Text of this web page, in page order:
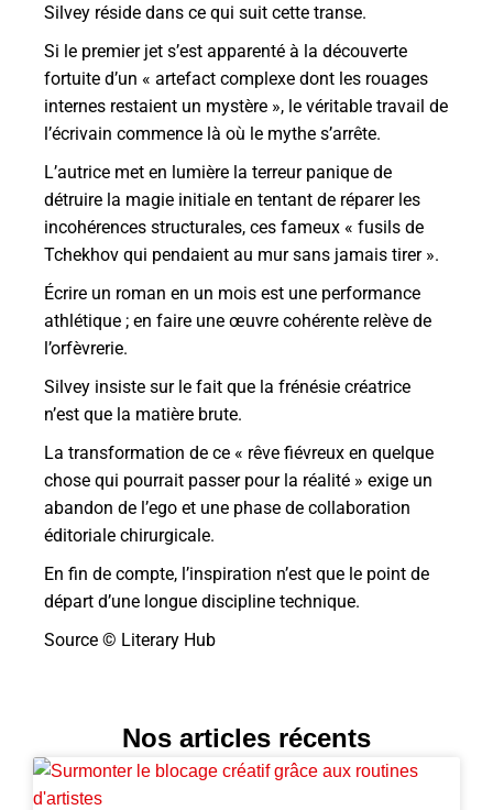
Silvey réside dans ce qui suit cette transe.
Si le premier jet s’est apparenté à la découverte
fortuite d’un « artefact complexe dont les rouages
internes restaient un mystère », le véritable travail de
l’écrivain commence là où le mythe s’arrête.
L’autrice met en lumière la terreur panique de
détruire la magie initiale en tentant de réparer les
incohérences structurales, ces fameux « fusils de
Tchekhov qui pendaient au mur sans jamais tirer ».
Écrire un roman en un mois est une performance
athlétique ; en faire une œuvre cohérente relève de
l’orfèvrerie.
Silvey insiste sur le fait que la frénésie créatrice
n’est que la matière brute.
La transformation de ce « rêve fiévreux en quelque
chose qui pourrait passer pour la réalité » exige un
abandon de l’ego et une phase de collaboration
éditoriale chirurgicale.
En fin de compte, l’inspiration n’est que le point de
départ d’une longue discipline technique.
Source © Literary Hub
Nos articles récents